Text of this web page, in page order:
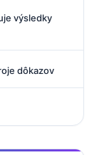
výsledky
dôkazov